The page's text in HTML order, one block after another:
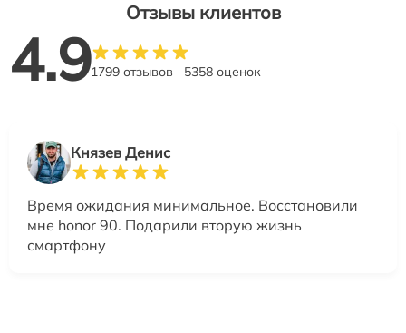
Отзывы клиентов
4.91799 отзывов 5358 оценок
Князев Денис
Время ожидания минимальное. Восстановили
мне honor 90. Подарили вторую жизнь
смартфону